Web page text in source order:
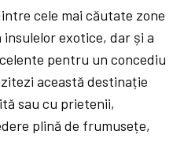
cele mai căutate zone
exotice, dar și a
pentru un concediu
această destinație
sau cu prietenii,
plină de frumusețe,